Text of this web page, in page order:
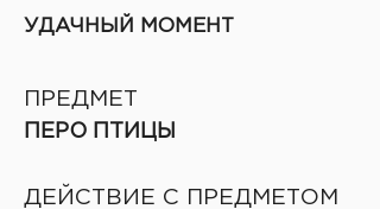
УДАЧНЫЙ МОМЕНТ
ПРЕДМЕТ
ПЕРО ПТИЦЫ
ДЕЙСТВИЕ С ПРЕДМЕТОМ